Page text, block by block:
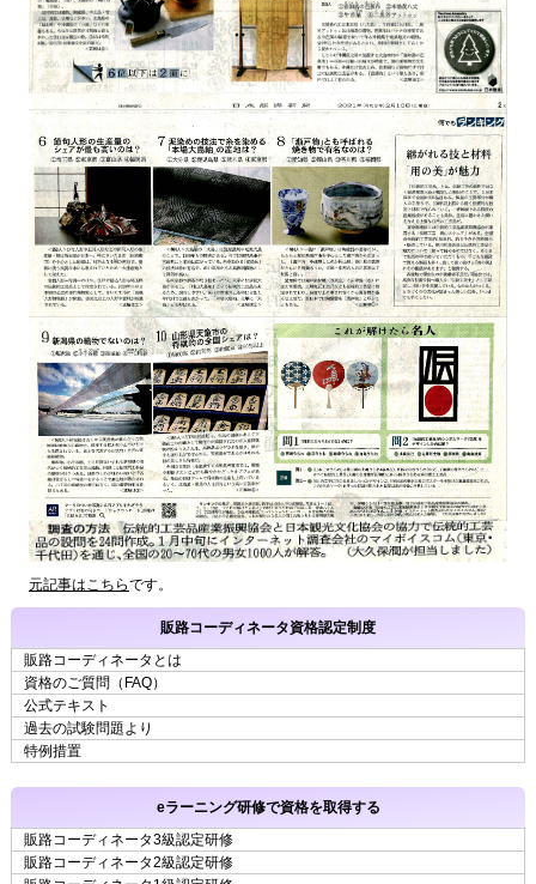
元記事はこちらです。
販路コーディネータ資格認定制度
販路コーディネータとは
資格のご質問（FAQ）
公式テキスト
過去の試験問題より
特例措置
eラーニング研修で資格を取得する
販路コーディネータ3級認定研修
販路コーディネータ2級認定研修